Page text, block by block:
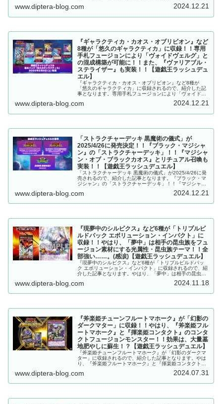
戯王ラッシュデュエル】
www.diptera-blog.com 2024.12.21
『ギャラクティカ・カオス・オブリビオン』など
8種が「悠久のギャラクティカ」に収録！！専用
手札フュージョンにより「ヴォイドヴェルグ」と
の混成構築が可能に！！また、『ヴァリアブル・
ステライザー』も実装！！【遊戯王ラッシュデュ
エル】
『ギャラクティカ・カオス・オブリビオン』など8種が
「悠久のギャラクティカ」に収録されるので、紹介した記
事となります。専用手札フュージョンにより「ヴォイドヴ
ル・ステライザー』も実装！！【遊戯王ラッシュデュエ
www.diptera-blog.com 2024.12.21
「ストラクチャーデッキ 黒魔術の儀式」が
2025/4/26に発売決定！！『ブラック・マジシャ
ン』の「ストラクチャーデッキ」！！『マジシャ
ン・オブ・ブラックカオス』とリチュアル召喚も
実装！！【遊戯王ラッシュデュエル】
「ストラクチャーデッキ 黒魔術の儀式」が2025/4/26に発
売されるので、紹介した記事となります。『ブラック・マ
ジシャン』の「ストラクチャーデッキ」！！『マジシャ
【遊戯王ラッシュデュエル】
www.diptera-blog.com 2024.12.21
『現夢中のシルビクス』など6種が「トリプルビ
ルドパック エボリューション・インパクト」に
収録！！やはり、「夢中」は相手の昆虫族をフュ
ージョン素材にする光属性・昆虫族テーマ！！全
部強い……。(感涙)【遊戯王ラッシュデュエル】
『現夢中のシルビクス』など6種が「トリプルビルドパッ
ク エボリューション・インパクト」に収録されるので、紹
介した記事となります。やはり、「夢中」は相手の昆虫族
強い……。(感涙)【遊戯王ラッシュデュエル】
www.diptera-blog.com 2024.11.18
『斧楽姫チューンフルートマホーク』が「幻影の
ダークマター」に収録！！やはり、『斧楽姫フル
ートマホーク』と『揮楽姫コンタクト』のコンタ
クトフュージョンモンスター！！効果は、大量墓
地肥やしに蘇生！？【遊戯王ラッシュデュエル】
『斧楽姫チューンフルートマホーク』が「幻影のダークマ
ター」に収録されるので、紹介した記事となります。やは
り、『斧楽姫フルートマホーク』と『揮楽姫コンタクト』
地肥やしに蘇生！？【遊戯王ラッシュデュエル】
www.diptera-blog.com 2024.07.31